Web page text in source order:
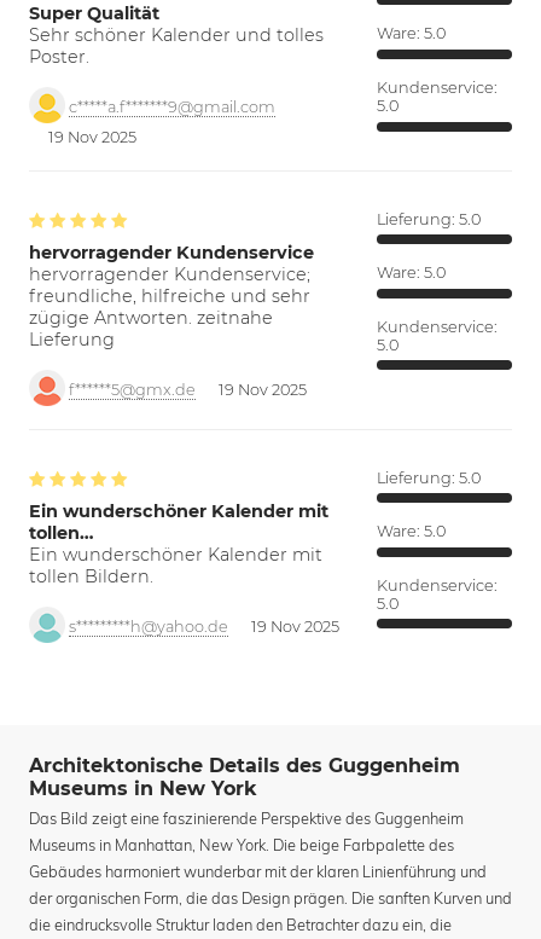
Super Qualität
Sehr schöner Kalender und tolles
Poster.
c*****a.f*******9@gmail.com
19 Nov 2025
Ware: 5.0
Kundenservice:
5.0
hervorragender Kundenservice
hervorragender Kundenservice;
freundliche, hilfreiche und sehr
zügige Antworten. zeitnahe
Lieferung
f******5@gmx.de 19 Nov 2025
Lieferung: 5.0
Ware: 5.0
Kundenservice:
5.0
Ein wunderschöner Kalender mit
tollen…
Ein wunderschöner Kalender mit
tollen Bildern.
s*********h@yahoo.de 19 Nov 2025
Lieferung: 5.0
Ware: 5.0
Kundenservice:
5.0
Architektonische Details des Guggenheim
Museums in New York
Das Bild zeigt eine faszinierende Perspektive des Guggenheim
Museums in Manhattan, New York. Die beige Farbpalette des
Gebäudes harmoniert wunderbar mit der klaren Linienführung und
der organischen Form, die das Design prägen. Die sanften Kurven und
die eindrucksvolle Struktur laden den Betrachter dazu ein, die